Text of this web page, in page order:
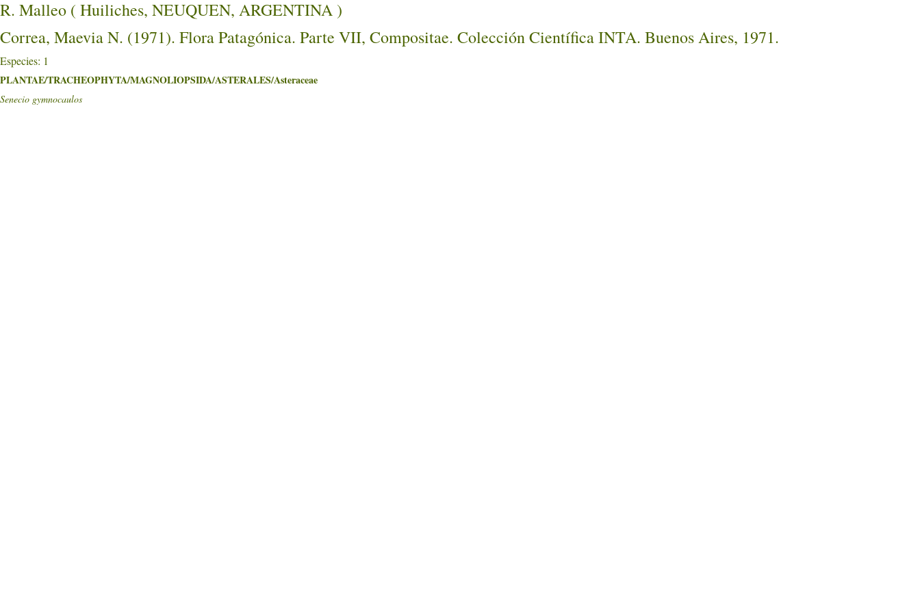
R. Malleo ( Huiliches, NEUQUEN, ARGENTINA )
Correa, Maevia N. (1971). Flora Patagónica. Parte VII, Compositae. Colección Científica INTA. Buenos Aires, 1971.
Especies: 1
PLANTAE/TRACHEOPHYTA/MAGNOLIOPSIDA/ASTERALES/Asteraceae
Senecio gymnocaulos